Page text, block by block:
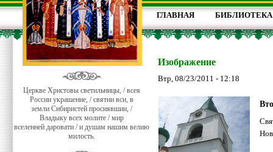
ГЛАВНАЯ БИБЛИОТЕКА
Церкве Христовы светильницы, / всея
России украшение, / святии вси, в
земли Сибиристей просиявшии, /
Владыку всех молите / мир
вселенней даровати / и душам нашим велию
милость.
Изображение
Втр, 08/23/2011 - 12:18